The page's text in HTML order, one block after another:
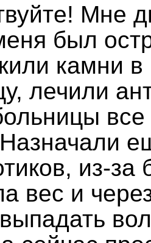
Мне
был
камни в
лечили
из-за
вес и